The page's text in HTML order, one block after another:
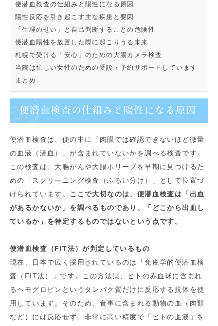
便潜血検査の仕組みと陽性になる原因
陽性反応を引き起こす主な疾患と要因
「生理のせい」と自己判断することの危険性
便潜血陽性を放置した際に起こりうる未来
札幌で受ける「安心」のための大腸カメラ検査
当院は忙しい女性のための受診・予約サポートしています
まとめ
便潜血検査の仕組みと陽性になる原因
便潜血検査は、便の中に「肉眼では確認できないほど微量
の血液（潜血）」が含まれていないかを調べる検査です。
この検査は、大腸がんや大腸ポリープを早期に見つけるた
めの「スクリーニング検査（ふるい分け）」として位置づ
けられています。 ここで大切なのは、便潜血検査は「出血
があるかないか」を調べるものであり、「どこから出血し
ているか」を特定するものではないという点です。
便潜血検査（FIT法）が判定しているもの
現在、日本で広く採用されているのは「免疫学的便潜血検
査（FIT法）」です。この方法は、ヒトの赤血球に含まれ
るヘモグロビンというタンパク質だけに反応する抗体を使
用しています。そのため、食事に含まれる動物の血（肉類
など）には反応せず、非常に高い精度で「ヒトの血液」を